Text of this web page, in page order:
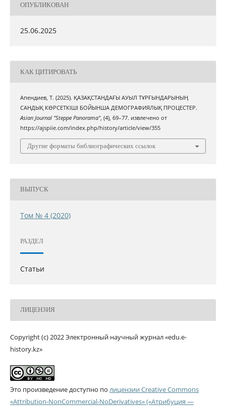
ОПУБЛИКОВАН
25.06.2025
КАК ЦИТИРОВАТЬ
Апендиев, Т. (2025). ҚАЗАҚСТАНДАҒЫ АУЫЛ ТҰРҒЫНДАРЫНЫҢ
САНДЫҚ КӨРСЕТКІШІ БОЙЫНША ДЕМОГРАФИЯЛЫҚ ПРОЦЕСТЕР.
Asian Journal "Steppe Panorama", (4), 69–77. извлечено от
https://ajspiie.com/index.php/history/article/view/355
Другие форматы библиографических ссылок
ВЫПУСК
Том № 4 (2020)
РАЗДЕЛ
Статьи
ЛИЦЕНЗИЯ
Copyright (c) 2022 Электронный научный журнал «edu.e-
history.kz»
Это произведение доступно по лицензии Creative Commons
«Attribution-NonCommercial-NoDerivatives» («Атрибуция —